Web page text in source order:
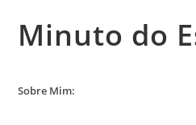
Minuto do
Sobre Mim: